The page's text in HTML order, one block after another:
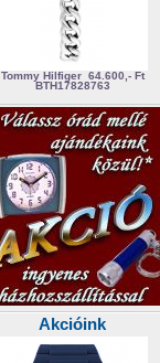
Tommy Hilfiger 64.600,- Ft
BTH17828763
Akcióink